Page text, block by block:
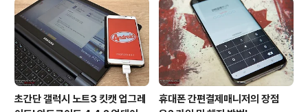
는 주제로 일반인들의 영상을 응모받고 있다. "#WEPLAY
두 번째 콘테스트!" 이번 콘테스트의 테마는 스케이트보드
이다. 일반 보드나 크루..
초간단 갤럭시 노트3 킷캣 업그레
휴대폰 간편결제매니저의 장점